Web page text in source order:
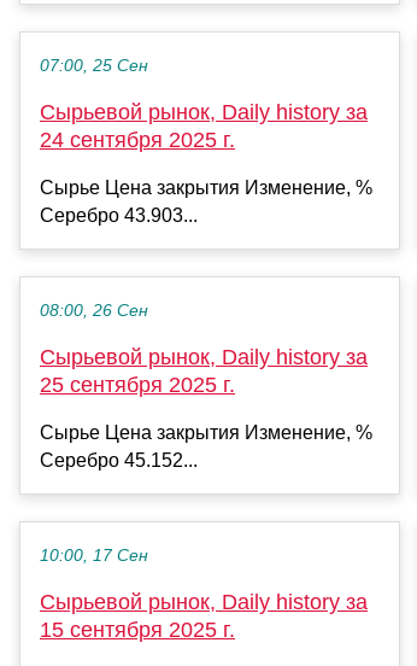
07:00, 25 Сен
Сырьевой рынок, Daily history за
24 сентября 2025 г.
Сырье Цена закрытия Изменение, %
Серебро 43.903...
08:00, 26 Сен
Сырьевой рынок, Daily history за
25 сентября 2025 г.
Сырье Цена закрытия Изменение, %
Серебро 45.152...
10:00, 17 Сен
Сырьевой рынок, Daily history за
15 сентября 2025 г.